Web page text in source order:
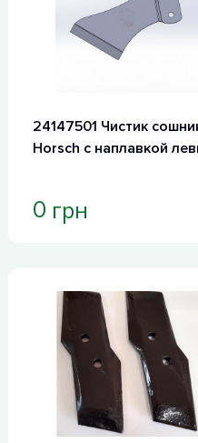
24147501 Чистик
Horsch с наплавкой
0 грн